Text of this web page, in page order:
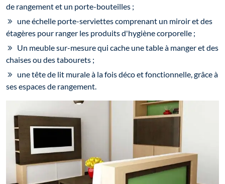
de rangement et un porte-bouteilles ;
une échelle porte-serviettes comprenant un miroir et des
étagères pour ranger les produits d'hygiène corporelle ;
Un meuble sur-mesure qui cache une table à manger et des
chaises ou des tabourets ;
une tête de lit murale à la fois déco et fonctionnelle, grâce à
ses espaces de rangement.